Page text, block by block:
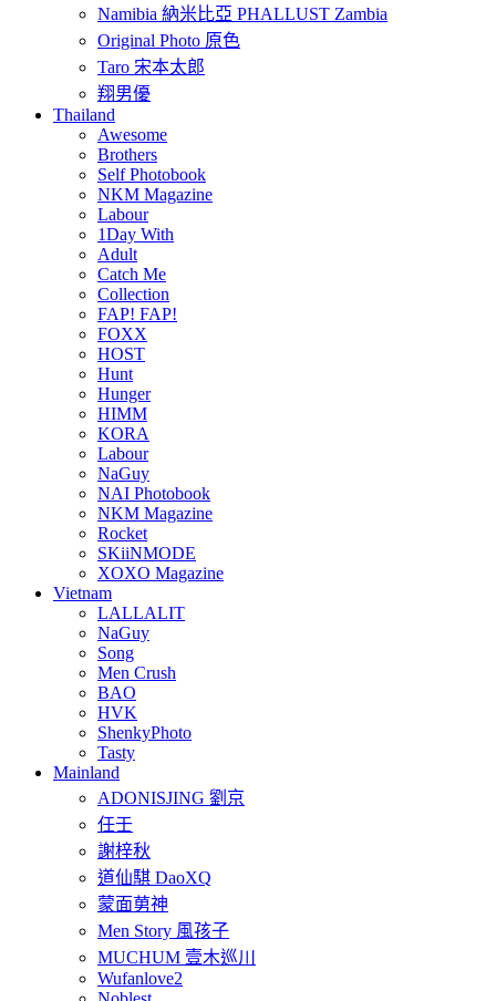
Namibia 納米比亞 PHALLUST Zambia
Original Photo 原色
Taro 宋本太郎
翔男優
Thailand
Awesome
Brothers
Self Photobook
NKM Magazine
Labour
1Day With
Adult
Catch Me
Collection
FAP! FAP!
FOXX
HOST
Hunt
Hunger
HIMM
KORA
Labour
NaGuy
NAI Photobook
NKM Magazine
Rocket
SKiiNMODE
XOXO Magazine
Vietnam
LALLALIT
NaGuy
Song
Men Crush
BAO
HVK
ShenkyPhoto
Tasty
Mainland
ADONISJING 劉京
任壬
謝梓秋
道仙騏 DaoXQ
蒙面莮神
Men Story 風孩子
MUCHUM 壹木巡川
Wufanlove2